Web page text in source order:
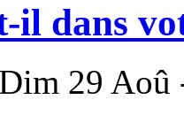
il dans
29 Aoû